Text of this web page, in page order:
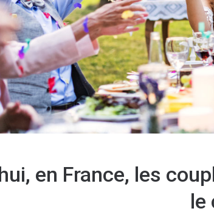
en France, les
le